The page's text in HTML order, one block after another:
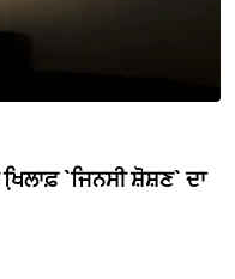
`ਜਿਨਸੀ ਸ਼ੋਸ਼ਣ` ਦਾ